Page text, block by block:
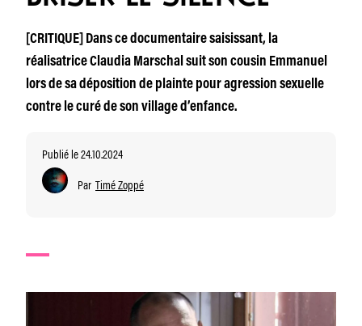
[CRITIQUE] Dans ce documentaire saisissant, la
réalisatrice Claudia Marschal suit son cousin Emmanuel
lors de sa déposition de plainte pour agression sexuelle
contre le curé de son village d’enfance.
Publié le 24.10.2024
Par Timé Zoppé